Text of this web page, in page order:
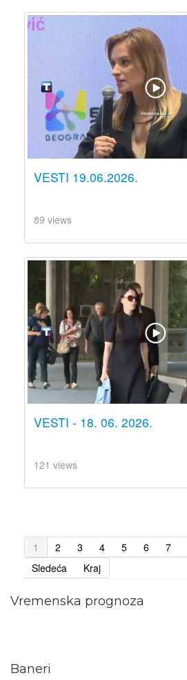
VESTI 19.06.2026.
89 views
VESTI - 18. 06. 2026.
121 views
1 2 3 4 5 6 7
Sledeća
Kraj
Vremenska prognoza
Baneri